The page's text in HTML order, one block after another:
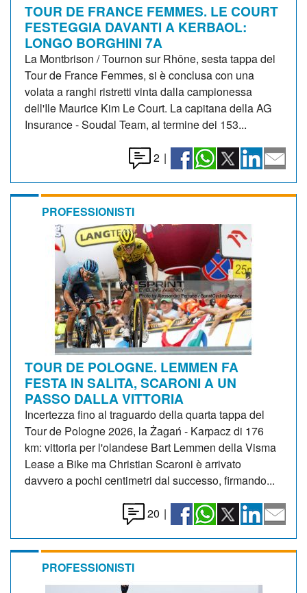
TOUR DE FRANCE FEMMES. LE COURT
FESTEGGIA DAVANTI A KERBAOL:
LONGO BORGHINI 7A
La Montbrison / Tournon sur Rhône, sesta tappa del
Tour de France Femmes, si è conclusa con una
volata a ranghi ristretti vinta dalla campionessa
dell'Ile Maurice Kim Le Court. La capitana della AG
Insurance - Soudal Team, al termine dei 153...
2 |
PROFESSIONISTI
TOUR DE POLOGNE. LEMMEN FA
FESTA IN SALITA, SCARONI A UN
PASSO DALLA VITTORIA
Incertezza fino al traguardo della quarta tappa del
Tour de Pologne 2026, la Żagań - Karpacz di 176
km: vittoria per l'olandese Bart Lemmen della Visma
Lease a Bike ma Christian Scaroni è arrivato
davvero a pochi centimetri dal successo, firmando...
20 |
PROFESSIONISTI